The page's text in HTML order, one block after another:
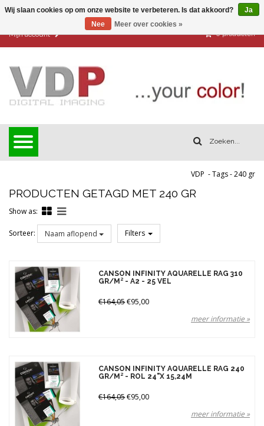
Mijn account 0 producten
VDP -Tags-240 gr
PRODUCTEN GETAGD MET 240 GR
Show as:
Sorteer: Naam aflopend Filters
Gewicht
240 gr (2)
310 gr (2)
Merken
CANSON INFINITY AQUARELLE RAG 310
GR/M² - A2 - 25 VEL
€164,05€95,00
meer informatie »
CANSON INFINITY AQUARELLE RAG 240
GR/M² - ROL 24"X 15,24M
€164,05€95,00
meer informatie »
Wij slaan cookies op om onze website te verbeteren. Is dat akkoord?
Ja
Nee
Meer over cookies »